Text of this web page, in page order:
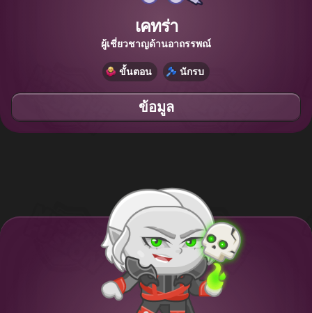
เคทร่า
ผู้เชี่ยวชาญด้านอาถรรพณ์
ขั้นตอน นักรบ
ข้อมูล